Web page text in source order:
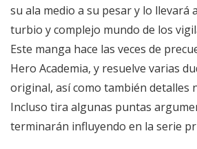
su ala medio a su pesar y lo llevará
turbio y complejo mundo de los
Este manga hace las veces de
Hero Academia, y resuelve varias
original, así como también detalles
Incluso tira algunas puntas
terminarán influyendo en la serie